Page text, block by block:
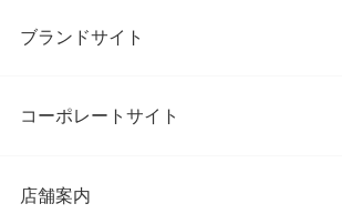
ブランドサイト
コーポレートサイト
店舗案内